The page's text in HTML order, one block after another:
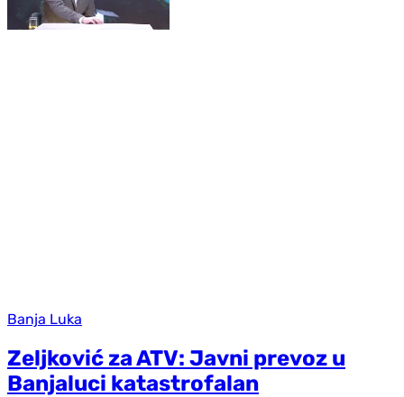
Banja Luka
Zeljković za ATV: Javni prevoz u
Banjaluci katastrofalan